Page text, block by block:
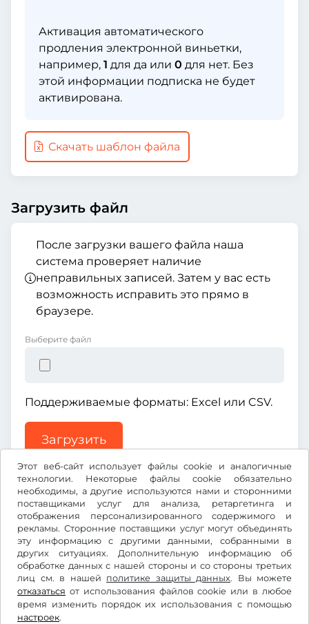
Этот веб-сайт использует файлы cookie и аналогичные
технологии. Некоторые файлы cookie обязательно
необходимы, а другие используются нами и сторонними
поставщиками услуг для анализа, ретаргетинга и
отображения персонализированного содержимого и
рекламы. Сторонние поставщики услуг могут объединять
эту информацию с другими данными, собранными в
других ситуациях. Дополнительную информацию об
обработке данных с нашей стороны и со стороны третьих
лиц см. в нашей политике защиты данных. Вы можете
отказаться от использования файлов cookie или в любое
время изменить порядок их использования с помощью
настроек.
Активация автоматического
продления электронной виньетки,
например, 1 для да или 0 для нет. Без
этой информации подписка не будет
активирована.
Скачать шаблон файла
Загрузить файл
После загрузки вашего файла наша
система проверяет наличие
неправильных записей. Затем у вас есть
возможность исправить это прямо в
браузере.
Выберите файл
Поддерживаемые форматы: Excel или CSV.
Загрузить
KčCZK
Facebook Instagram
Условия использования/право на отказ